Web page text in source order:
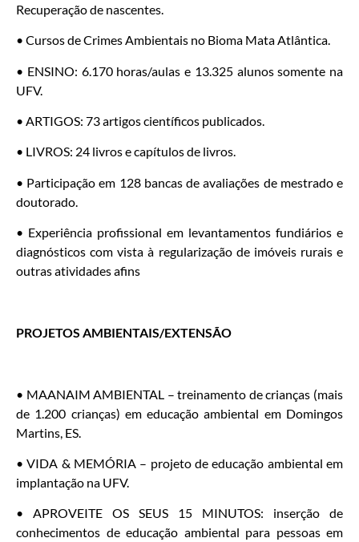
Recuperação de nascentes.
• Cursos de Crimes Ambientais no Bioma Mata Atlântica.
• ENSINO: 6.170 horas/aulas e 13.325 alunos somente na
UFV.
• ARTIGOS: 73 artigos científicos publicados.
• LIVROS: 24 livros e capítulos de livros.
• Participação em 128 bancas de avaliações de mestrado e
doutorado.
• Experiência profissional em levantamentos fundiários e
diagnósticos com vista à regularização de imóveis rurais e
outras atividades afins
PROJETOS AMBIENTAIS/EXTENSÃO
• MAANAIM AMBIENTAL – treinamento de crianças (mais
de 1.200 crianças) em educação ambiental em Domingos
Martins, ES.
• VIDA & MEMÓRIA – projeto de educação ambiental em
implantação na UFV.
• APROVEITE OS SEUS 15 MINUTOS: inserção de
conhecimentos de educação ambiental para pessoas em